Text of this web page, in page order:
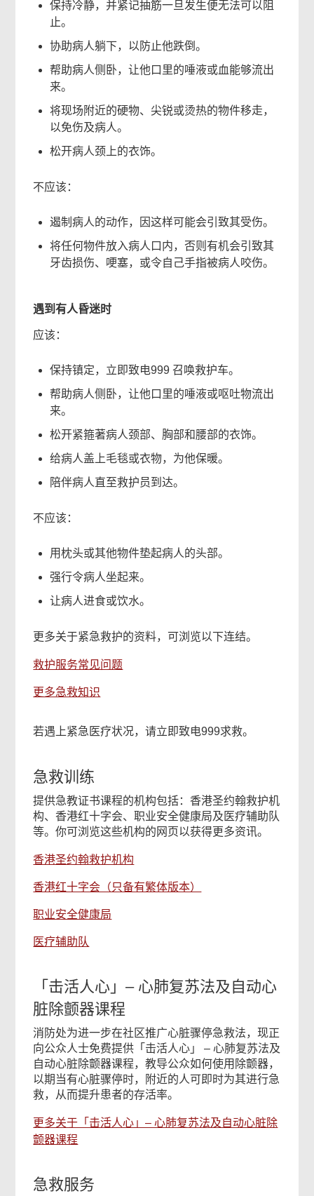
保持冷静，并紧记抽筋一旦发生便无法可以阻
止。
协助病人躺下，以防止他跌倒。
帮助病人侧卧，让他口里的唾液或血能够流出
来。
将现场附近的硬物、尖锐或烫热的物件移走，
以免伤及病人。
松开病人颈上的衣饰。
不应该：
遏制病人的动作，因这样可能会引致其受伤。
将任何物件放入病人口内，否则有机会引致其
牙齿损伤、哽塞，或令自己手指被病人咬伤。
遇到有人昏迷时
应该：
保持镇定，立即致电999 召唤救护车。
帮助病人侧卧，让他口里的唾液或呕吐物流出
来。
松开紧箍著病人颈部、胸部和腰部的衣饰。
给病人盖上毛毯或衣物，为他保暖。
陪伴病人直至救护员到达。
不应该：
用枕头或其他物件垫起病人的头部。
强行令病人坐起来。
让病人进食或饮水。
更多关于紧急救护的资料，可浏览以下连结。
救护服务常见问题
更多急救知识
若遇上紧急医疗状况，请立即致电999求救。
急救训练
提供急教证书课程的机构包括：香港圣约翰救护机
构、香港红十字会、职业安全健康局及医疗辅助队
等。你可浏览这些机构的网页以获得更多资讯。
香港圣约翰救护机构
香港红十字会（只备有繁体版本）
职业安全健康局
医疗辅助队
「击活人心」– 心肺复苏法及自动心
脏除颤器课程
消防处为进一步在社区推广心脏骤停急救法，现正
向公众人士免费提供「击活人心」 – 心肺复苏法及
自动心脏除颤器课程，教导公众如何使用除颤器，
以期当有心脏骤停时，附近的人可即时为其进行急
救，从而提升患者的存活率。
更多关于「击活人心」– 心肺复苏法及自动心脏除
颤器课程
急救服务